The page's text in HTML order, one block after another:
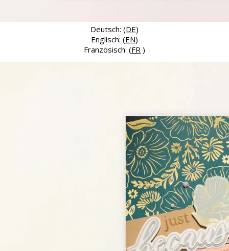
Deutsch: (DE)
Englisch: (EN)
Französisch: (FR )